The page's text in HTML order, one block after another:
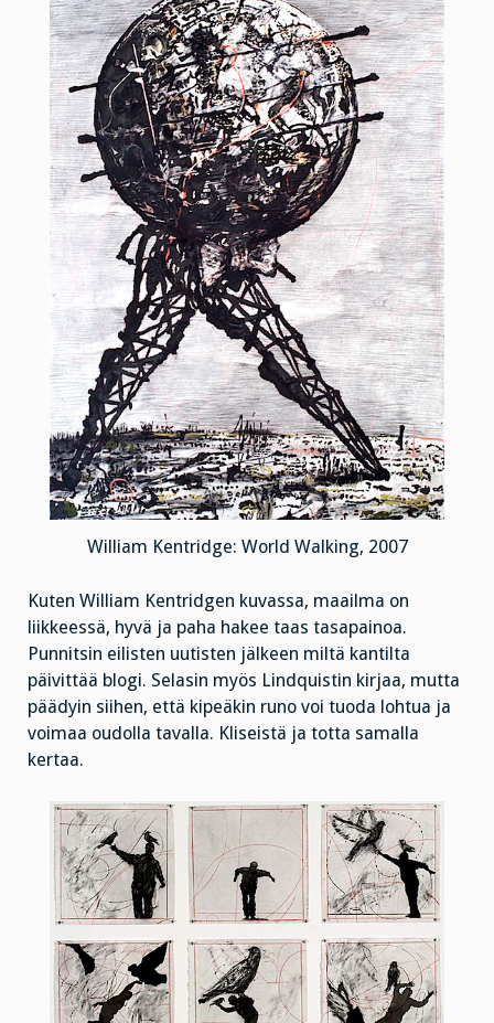
William Kentridge: World Walking, 2007
Kuten William Kentridgen kuvassa, maailma on
liikkeessä, hyvä ja paha hakee taas tasapainoa.
Punnitsin eilisten uutisten jälkeen miltä kantilta
päivittää blogi. Selasin myös Lindquistin kirjaa, mutta
päädyin siihen, että kipeäkin runo voi tuoda lohtua ja
voimaa oudolla tavalla. Kliseistä ja totta samalla
kertaa.